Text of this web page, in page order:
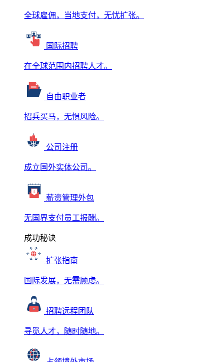
全球雇佣，当地支付，无忧扩张。
国际招聘
在全球范围内招聘人才。
自由职业者
招兵买马，无惧风险。
公司注册
成立国外实体公司。
薪资管理外包
无国界支付员工报酬。
成功秘诀
扩张指南
国际发展，无需顾虑。
招聘远程团队
寻觅人才，随时随地。